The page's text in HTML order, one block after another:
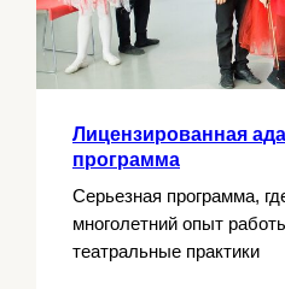
Лицензированная
программа
Серьезная программа,
многолетний опыт
театральные практики